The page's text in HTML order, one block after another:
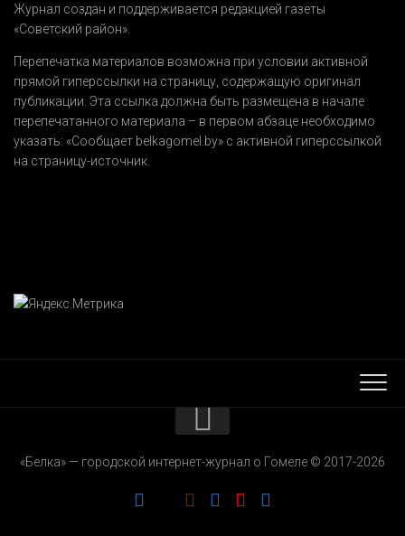
Журнал создан и поддерживается редакцией газеты
«Советский район».
Перепечатка материалов возможна при условии активной
прямой гиперссылки на страницу, содержащую оригинал
публикации. Эта ссылка должна быть размещена в начале
перепечатанного материала – в первом абзаце необходимо
указать: «Сообщает belkagomel.by» с активной гиперссылкой
на страницу-источник.
РЕКЛАМОДАТЕЛЯМ
«Белка» — городской интернет-журнал о Гомеле © 2017-2026